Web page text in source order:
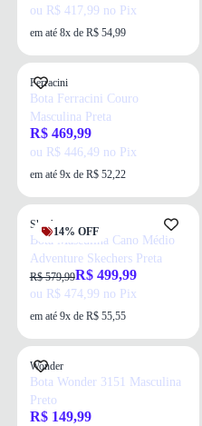
ou R$ 417,99 no Pix
em até 8x de R$ 54,99
Ferracini
Bota Ferracini Couro
Masculina Preta
R$ 469,99
ou R$ 446,49 no Pix
em até 9x de R$ 52,22
14% OFF
Skechers
Bota Masculina Cano Médio
Adventure Skechers Preta
R$ 579,99R$ 499,99
ou R$ 474,99 no Pix
em até 9x de R$ 55,55
Wonder
Bota Wonder 3151 Masculina
Preto
R$ 149,99